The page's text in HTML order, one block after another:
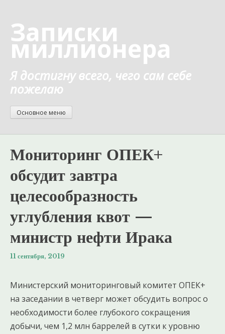
содержанию
Записки
миллионера
Я достигну всего, чего сам себе
пожелаю
Основное меню
Мониторинг ОПЕК+
обсудит завтра
целесообразность
углубления квот —
министр нефти Ирака
11 сентября, 2019
Министерский мониторинговый комитет ОПЕК+
на заседании в четверг может обсудить вопрос о
необходимости более глубокого сокращения
добычи, чем 1,2 млн баррелей в сутки к уровню